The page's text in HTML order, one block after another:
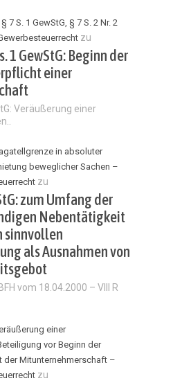
7 S. 1 GewStG, § 7 S. 2 Nr. 2
zu
1 GewStG: Beginn der
einer
Veräußerung einer
in absoluter
beweglicher Sachen –
zu
zum Umfang der
Nebentätigkeit
sinnvollen
als Ausnahmen von
vom 18.04.2000 – VIII R
einer
vor Beginn der
der Mitunternehmerschaft –
zu